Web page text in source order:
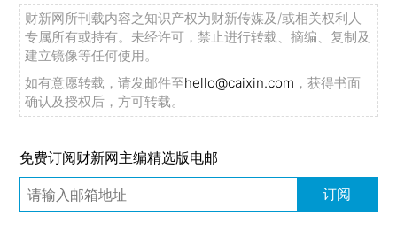
财新网所刊载内容之知识产权为财新传媒及/或相关权利人
专属所有或持有。未经许可，禁止进行转载、摘编、复制及
建立镜像等任何使用。
如有意愿转载，请发邮件至hello@caixin.com ，获得书面
确认及授权后，方可转载。
免费订阅财新网主编精选版电邮
订阅